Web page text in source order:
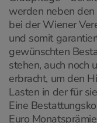
werden neben den
bei der Wiener
und somit
gewünschten
stehen, auch noch
erbracht, um den
Lasten in der für
Eine
Euro